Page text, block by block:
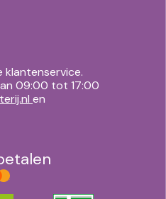
09:00 tot 17:00
en